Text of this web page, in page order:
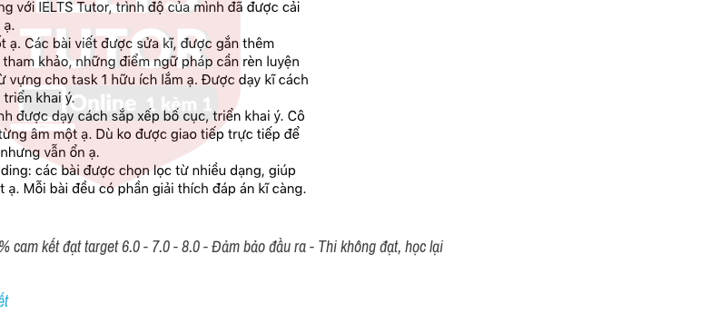
cam kết đạt target 6.0 - 7.0 - 8.0 - Đảm bảo đầu ra - Thi không đạt, học lại